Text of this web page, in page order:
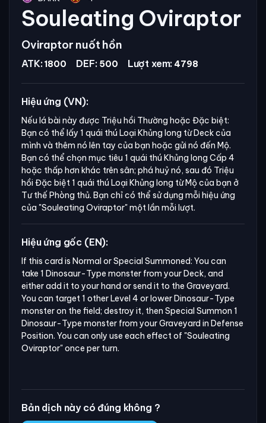
Souleating Oviraptor
Oviraptor nuốt hồn
ATK: 1800 DEF: 500 Lượt xem: 4798
Hiệu ứng (VN):
Nếu lá bài này được Triệu hồi Thường hoặc Đặc biệt:
Bạn có thể lấy 1 quái thú Loại Khủng long từ Deck của
mình và thêm nó lên tay của bạn hoặc gửi nó đến Mộ.
Bạn có thể chọn mục tiêu 1 quái thú Khủng long Cấp 4
hoặc thấp hơn khác trên sân; phá huỷ nó, sau đó Triệu
hồi Đặc biệt 1 quái thú Loại Khủng long từ Mộ của bạn ở
Tư thế Phòng thủ. Bạn chỉ có thể sử dụng mỗi hiệu ứng
của "Souleating Oviraptor"một lần mỗi lượt.
Hiệu ứng gốc (EN):
If this card is Normal or Special Summoned: You can
take 1 Dinosaur-Type monster from your Deck, and
either add it to your hand or send it to the Graveyard.
You can target 1 other Level 4 or lower Dinosaur-Type
monster on the field; destroy it, then Special Summon 1
Dinosaur-Type monster from your Graveyard in Defense
Position. You can only use each effect of "Souleating
Oviraptor" once per turn.
Bản dịch này có đúng không ?